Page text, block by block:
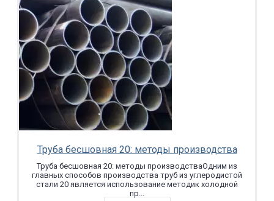
Труба бесшовная 20: методы производства
Труба бесшовная 20: методы производстваОдним из
главных способов производства труб из углеродистой
стали 20 является использование методик холодной
пр...